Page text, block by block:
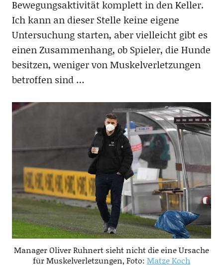
Bewegungsaktivität komplett in den Keller.
Ich kann an dieser Stelle keine eigene
Untersuchung starten, aber vielleicht gibt es
einen Zusammenhang, ob Spieler, die Hunde
besitzen, weniger von Muskelverletzungen
betroffen sind …
Manager Oliver Ruhnert sieht nicht die eine Ursache
für Muskelverletzungen, Foto: Matze Koch